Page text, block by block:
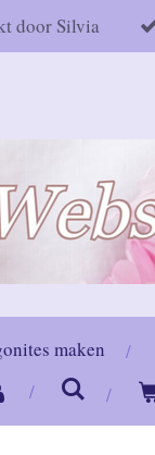
door Silvia
maken